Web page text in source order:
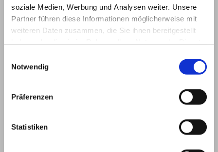
soziale Medien, Werbung und Analysen weiter. Unsere
Partner führen diese Informationen möglicherweise mit
weiteren Daten zusammen, die Sie ihnen bereitgestellt
Notwendig
Präferenzen
Statistiken
Bitte geben Sie den Code ein
einverstanden, dass meine in das